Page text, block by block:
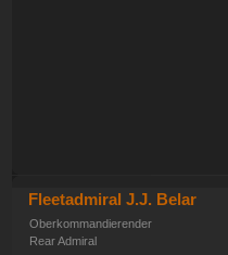
Fleetadmiral J.J. Belar
Oberkommandierender
Rear Admiral